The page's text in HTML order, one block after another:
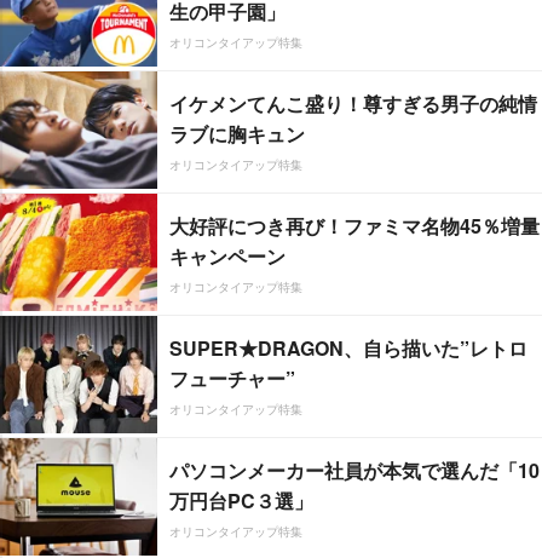
生の甲子園」
オリコンタイアップ特集
イケメンてんこ盛り！尊すぎる男子の純情
ラブに胸キュン
オリコンタイアップ特集
大好評につき再び！ファミマ名物45％増量
キャンペーン
オリコンタイアップ特集
SUPER★DRAGON、自ら描いた”レトロ
フューチャー”
オリコンタイアップ特集
パソコンメーカー社員が本気で選んだ「10
万円台PC３選」
オリコンタイアップ特集